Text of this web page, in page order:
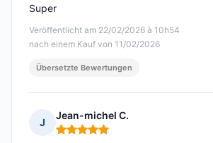
Veröffentlicht am 22/02/2026 à 10h54
nach einem Kauf von 11/02/2026
Super
Übersetzte Bewertungen
J
Jean-michel C.
Hinweis: 5 von 5